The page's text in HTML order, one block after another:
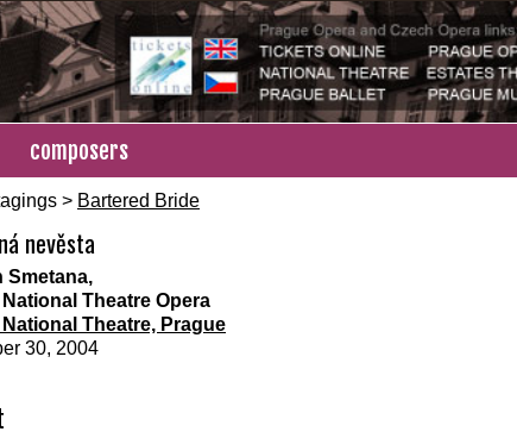
composers
> Bartered Bride
nevěsta
Smetana,
National Theatre Opera
National Theatre, Prague
30, 2004